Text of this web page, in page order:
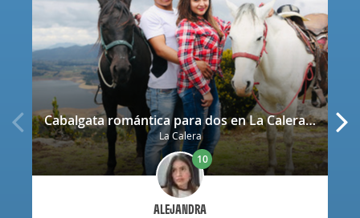
Cabalgata romántica para dos en La Calera con decoración
La Calera
ALEJANDRA
10